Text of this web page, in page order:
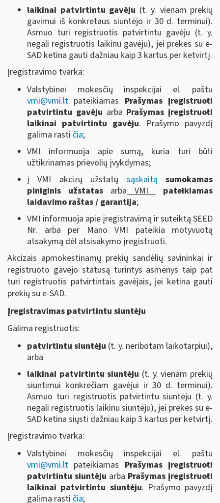
laikinai patvirtintu gavėju (t. y. vienam prekių
gavimui iš konkretaus siuntėjo ir 30 d. terminui).
Asmuo turi registruotis patvirtintu gavėju (t. y.
negali registruotis laikinu gavėju), jei prekes su e-
SAD ketina gauti dažniau kaip 3 kartus per ketvirtį.
Įregistravimo tvarka:
Valstybinei mokesčių inspekcijai el. paštu
vmi@vmi.lt pateikiamas Prašymas įregistruoti
patvirtintu gavėju arba Prašymas įregistruoti
laikinai patvirtintu gavėju. Prašymo pavyzdį
galima rasti čia;
VMI informuoja apie sumą, kuria turi būti
užtikrinamas prievolių įvykdymas;
į VMI akcizų užstatų sąskaitą
sumokamas
piniginis užstatas arba VMI
pateikiamas
laidavimo raštas / garantija;
VMI informuoja apie įregistravimą ir suteiktą SEED
Nr. arba per Mano VMI pateikia motyvuotą
atsakymą dėl atsisakymo įregistruoti.
Akcizais apmokestinamų prekių sandėlių savininkai ir
registruoto gavėjo statusą turintys asmenys taip pat
turi registruotis patvirtintais gavėjais, jei ketina gauti
prekių su e-SAD.
Įregistravimas patvirtintu siuntėju
Galima registruotis:
patvirtintu siuntėju (t. y. neribotam laikotarpiui),
arba
laikinai patvirtintu siuntėju (t. y. vienam prekių
siuntimui konkrečiam gavėjui ir 30 d. terminui).
Asmuo turi registruotis patvirtintu siuntėju (t. y.
negali registruotis laikinu siuntėju), jei prekes su e-
SAD ketina siųsti dažniau kaip 3 kartus per ketvirtį.
Įregistravimo tvarka:
Valstybinei mokesčių inspekcijai el. paštu
vmi@vmi.lt pateikiamas Prašymas įregistruoti
patvirtintu siuntėju arba Prašymas įregistruoti
laikinai patvirtintu siuntėju. Prašymo pavyzdį
galima rasti čia;